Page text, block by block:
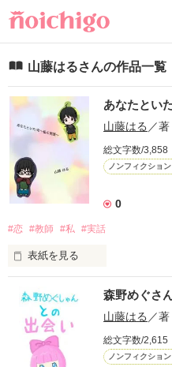
山藤はるさんの作品一覧
あなたとい
山藤はる ／著
総文字数/3,858
ノンフィクショ
0
#恋 #教師 #私 #実話
表紙を見る
あなたは覚えてますか？
私は曖昧な記憶ですが、あな
あなたに優しくされたこと、
あなたに注意されたこと、あ
森野めぐさ
山藤はる ／著
総文字数/2,615
ノンフィクショ